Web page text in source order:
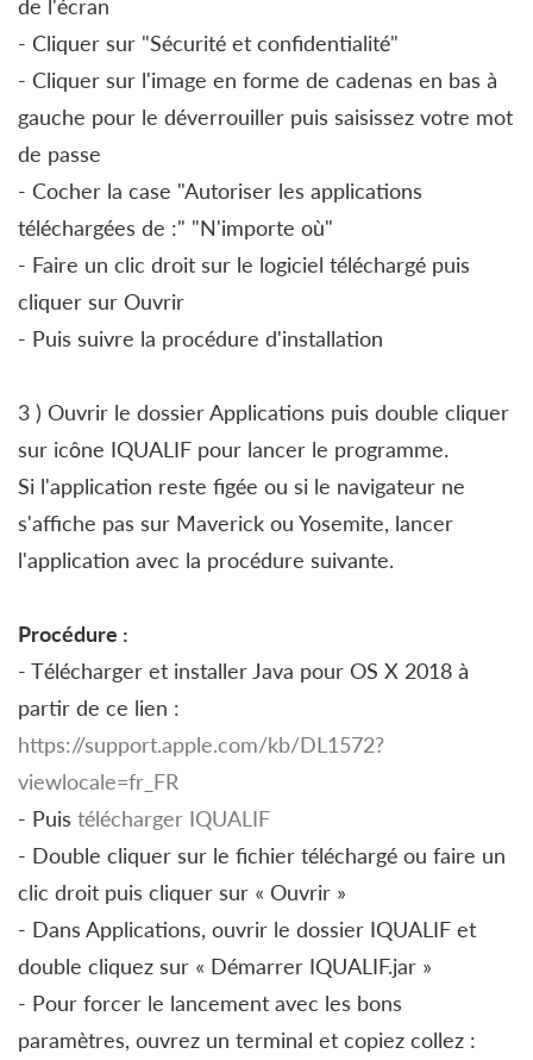
de l'écran
- Cliquer sur "Sécurité et confidentialité"
- Cliquer sur l'image en forme de cadenas en bas à
gauche pour le déverrouiller puis saisissez votre mot
de passe
- Cocher la case "Autoriser les applications
téléchargées de :" "N'importe où"
- Faire un clic droit sur le logiciel téléchargé puis
cliquer sur Ouvrir
- Puis suivre la procédure d'installation
3 ) Ouvrir le dossier Applications puis double cliquer
sur icône IQUALIF pour lancer le programme.
Si l'application reste figée ou si le navigateur ne
s'affiche pas sur Maverick ou Yosemite, lancer
l'application avec la procédure suivante.
Procédure :
- Télécharger et installer Java pour OS X 2018 à
partir de ce lien :
https://support.apple.com/kb/DL1572?
viewlocale=fr_FR
- Puis télécharger IQUALIF
- Double cliquer sur le fichier téléchargé ou faire un
clic droit puis cliquer sur « Ouvrir »
- Dans Applications, ouvrir le dossier IQUALIF et
double cliquez sur « Démarrer IQUALIF.jar »
- Pour forcer le lancement avec les bons
paramètres, ouvrez un terminal et copiez collez :